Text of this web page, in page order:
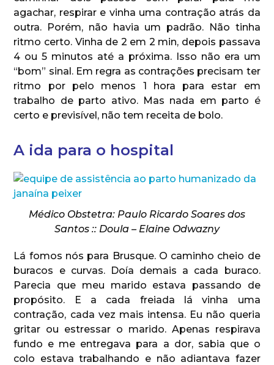
agachar, respirar e vinha uma contração atrás da
outra. Porém, não havia um padrão. Não tinha
ritmo certo. Vinha de 2 em 2 min, depois passava
4 ou 5 minutos até a próxima. Isso não era um
“bom” sinal. Em regra as contrações precisam ter
ritmo por pelo menos 1 hora para estar em
trabalho de parto ativo. Mas nada em parto é
certo e previsível, não tem receita de bolo.
A ida para o hospital
Médico Obstetra: Paulo Ricardo Soares dos
Santos :: Doula – Elaine Odwazny
Lá fomos nós para Brusque. O caminho cheio de
buracos e curvas. Doía demais a cada buraco.
Parecia que meu marido estava passando de
propósito. E a cada freiada lá vinha uma
contração, cada vez mais intensa. Eu não queria
gritar ou estressar o marido. Apenas respirava
fundo e me entregava para a dor, sabia que o
colo estava trabalhando e não adiantava fazer